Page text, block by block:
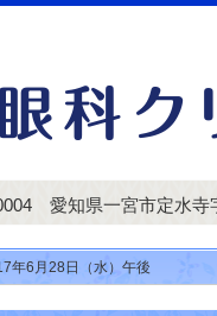
愛知県一宮市定水寺
年6月28日（水）午後